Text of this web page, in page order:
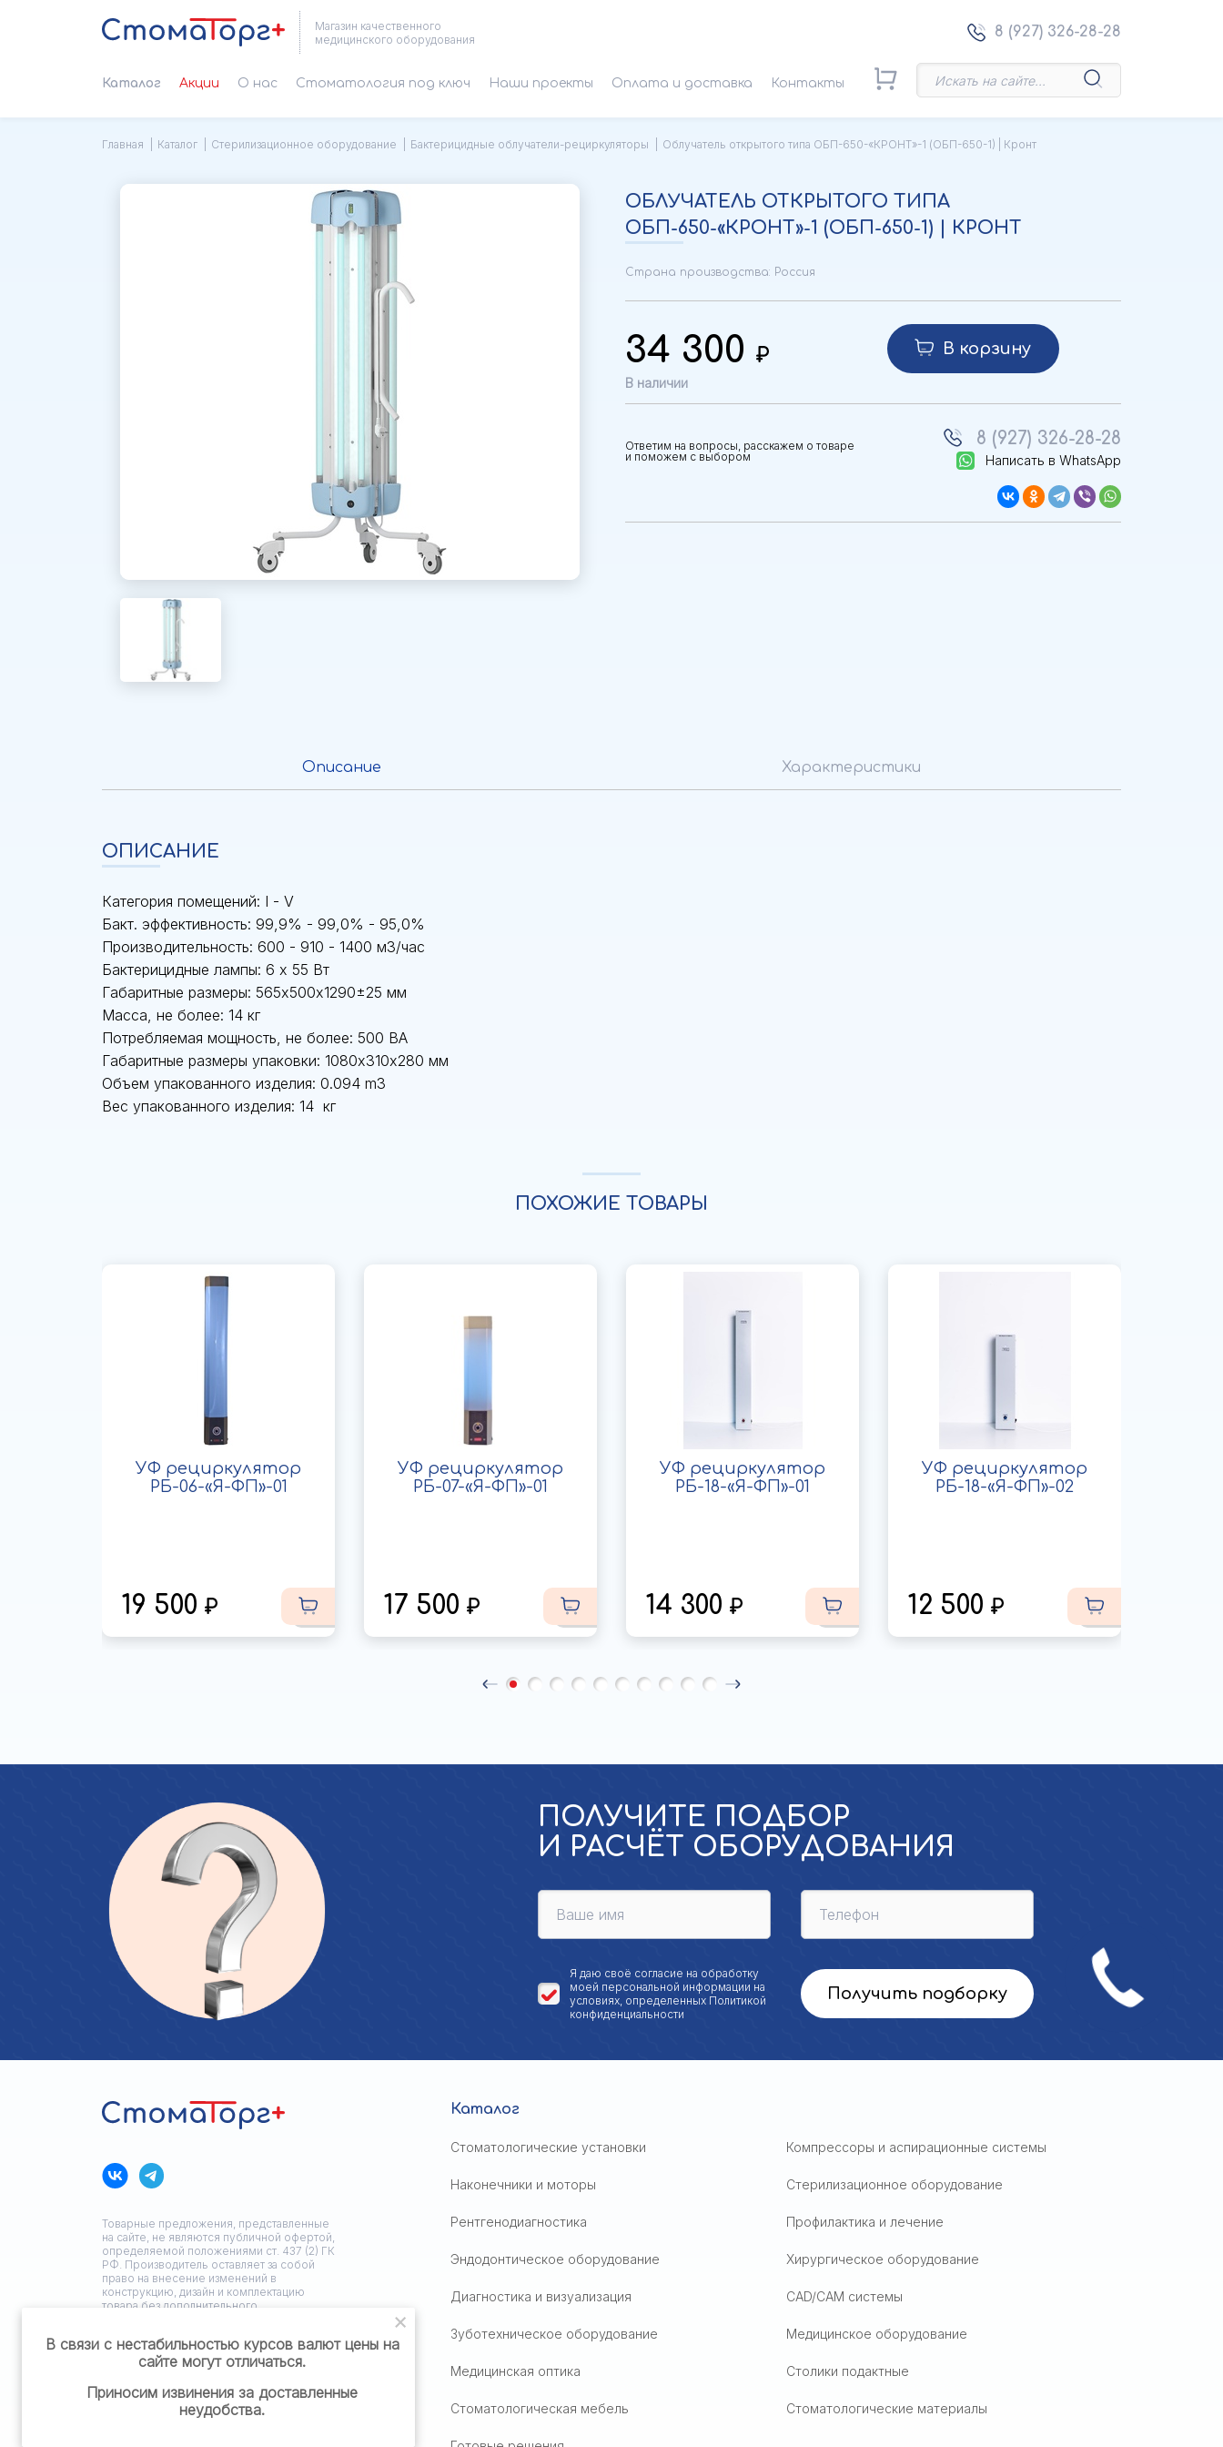
Магазин качественного
медицинского оборудования
8 (927) 326-28-28
Каталог Акции О нас Cтоматология под ключ Наши проекты Оплата и доставка Контакты
Главная Каталог Стерилизационное оборудование Бактерицидные облучатели-рециркуляторы Облучатель открытого типа ОБП-650-«КРОНТ»-1 (ОБП-650-1) | Кронт
ОБЛУЧАТЕЛЬ ОТКРЫТОГО ТИПА
ОБП-650-«КРОНТ»-1 (ОБП-650-1) | КРОНТ
Страна производства: Россия
34 300
В наличии
В корзину
Ответим на вопросы, расскажем о товаре
и поможем с выбором
8 (927) 326-28-28
Написать в WhatsApp
Описание Характеристики
ОПИСАНИЕ
Категория помещений: I - V
Бакт. эффективность: 99,9% - 99,0% - 95,0%
Производительность: 600 - 910 - 1400 м3/час
Бактерицидные лампы: 6 х 55 Вт
Габаритные размеры: 565х500х1290±25 мм
Масса, не более: 14 кг
Потребляемая мощность, не более: 500 ВА
Габаритные размеры упаковки: 1080х310х280 мм
Объем упакованного изделия: 0.094 m3
Вес упакованного изделия: 14 кг
ПОХОЖИЕ ТОВАРЫ
УФ рециркулятор
РБ-06-«Я-ФП»-01
19 500
УФ рециркулятор
РБ-07-«Я-ФП»-01
17 500
УФ рециркулятор
РБ-18-«Я-ФП»-01
14 300
УФ рециркулятор
РБ-18-«Я-ФП»-02
12 500
ПОЛУЧИТЕ ПОДБОР
И РАСЧЁТ ОБОРУДОВАНИЯ
Я даю своё согласие на обработку
моей персональной информации на
условиях, определенных Политикой
конфиденциальности
Получить подборку
Товарные предложения, представленные
на сайте, не являются публичной офертой,
определяемой положениями ст. 437 (2) ГК
РФ. Производитель оставляет за собой
право на внесение изменений в
конструкцию, дизайн и комплектацию
товара без дополнительного
Политика конфиденциальности
Разработка сайта: ЗЕДстудия
Каталог
Стоматологические установки Компрессоры и аспирационные системы
Наконечники и моторы Стерилизационное оборудование
Рентгенодиагностика Профилактика и лечение
Эндодонтическое оборудование Хирургическое оборудование
Диагностика и визуализация CAD/CAM системы
Зуботехническое оборудование Медицинское оборудование
Медицинская оптика Столики подактные
Стоматологическая мебель Стоматологические материалы
В связи с нестабильностью курсов валют цены на
сайте могут отличаться.
Приносим извинения за доставленные
неудобства.
Звонок
сейчас